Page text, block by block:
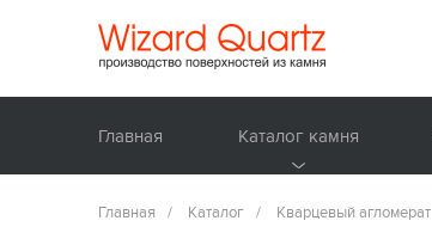
Главная Каталог камня
Главная / Каталог / Кварцевый агломерат